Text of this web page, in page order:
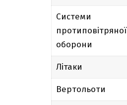
Системи
протиповітряної
оборони
Літаки
Вертольоти